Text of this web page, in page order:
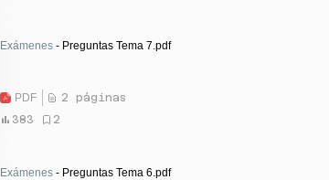
Exámenes - Preguntas Tema 7.pdf
PDF
2 páginas
383
2
Exámenes - Preguntas Tema 6.pdf